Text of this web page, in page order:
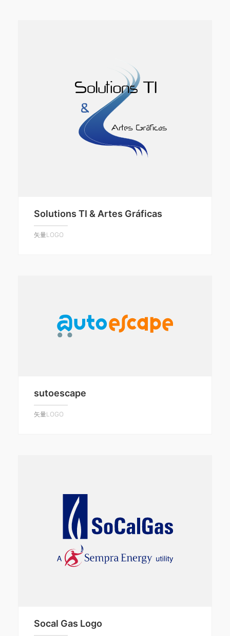
Solutions TI & Artes Gráficas
矢量LOGO
sutoescape
矢量LOGO
Socal Gas Logo